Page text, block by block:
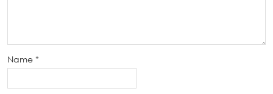
Name *